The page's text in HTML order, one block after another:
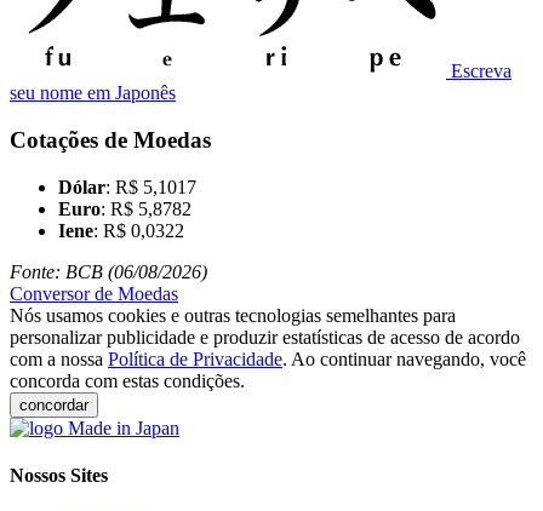
Escreva
seu nome em Japonês
Cotações de Moedas
Dólar: R$ 5,1017
Euro: R$ 5,8782
Iene: R$ 0,0322
Fonte: BCB (06/08/2026)
Conversor de Moedas
Nós usamos cookies e outras tecnologias semelhantes para
personalizar publicidade e produzir estatísticas de acesso de acordo
com a nossa Política de Privacidade. Ao continuar navegando, você
concorda com estas condições.
concordar
Nossos Sites